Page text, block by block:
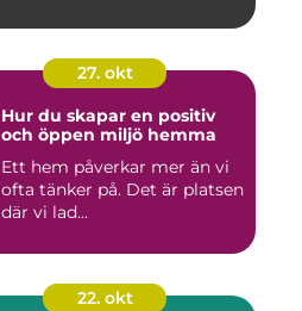
27. okt
Hur du skapar en positiv
och öppen miljö hemma
Ett hem påverkar mer än vi
ofta tänker på. Det är platsen
där vi lad...
22. okt